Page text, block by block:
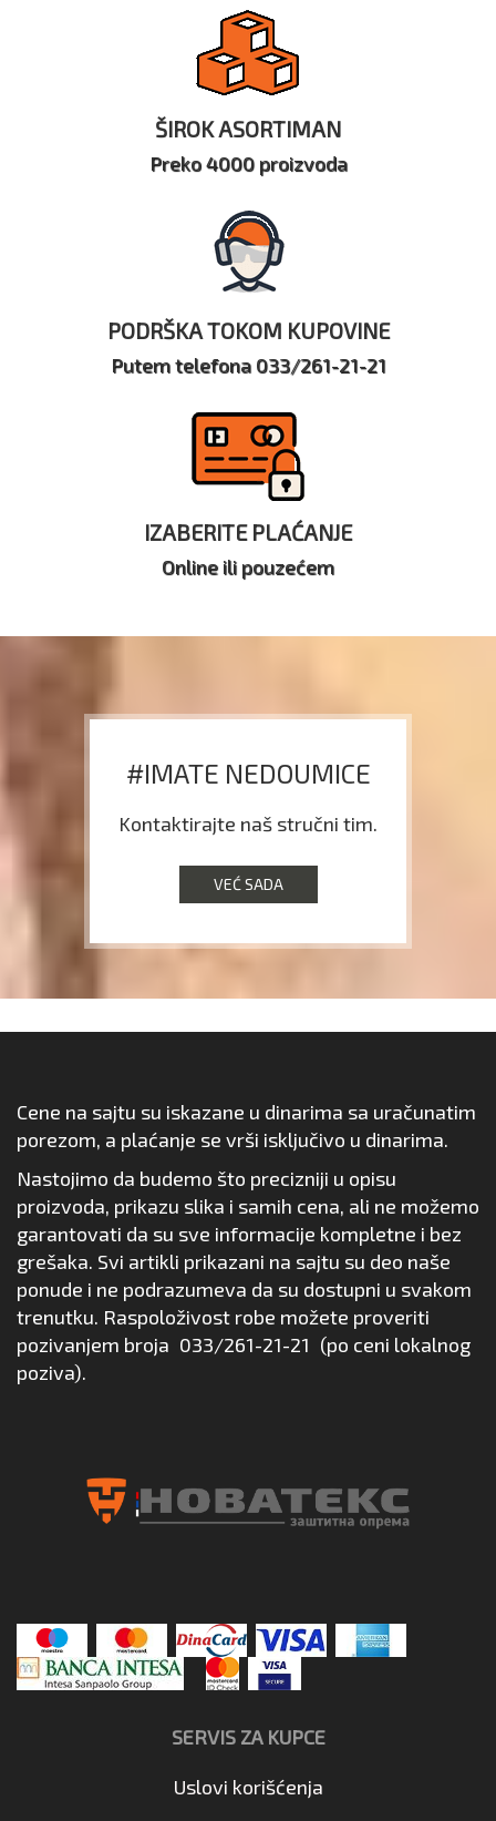
ŠIROK ASORTIMAN
Preko 4000 proizvoda
PODRŠKA TOKOM KUPOVINE
Putem telefona 033/261-21-21
IZABERITE PLAĆANJE
Online ili pouzećem
#IMATE NEDOUMICE
Kontaktirajte naš stručni tim.
VEĆ SADA
Cene na sajtu su iskazane u dinarima sa uračunatim
porezom, a plaćanje se vrši isključivo u dinarima.
Nastojimo da budemo što precizniji u opisu
proizvoda, prikazu slika i samih cena, ali ne možemo
garantovati da su sve informacije kompletne i bez
grešaka. Svi artikli prikazani na sajtu su deo naše
ponude i ne podrazumeva da su dostupni u svakom
trenutku. Raspoloživost robe možete proveriti
pozivanjem broja 033/261-21-21 (po ceni lokalnog
poziva).
SERVIS ZA KUPCE
Uslovi korišćenja